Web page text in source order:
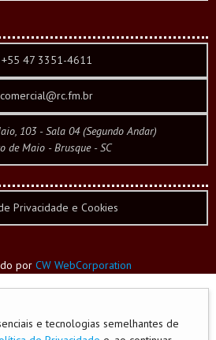
47 3351-4611
comercial@rc.fm.br
103 - Sala 04 (Segundo Andar)
de Maio - Brusque - SC
Privacidade e Cookies
por CW WebCorporation
e tecnologias semelhantes de